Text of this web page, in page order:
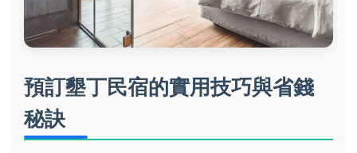
預訂墾丁民宿的實用技巧與省錢
秘訣